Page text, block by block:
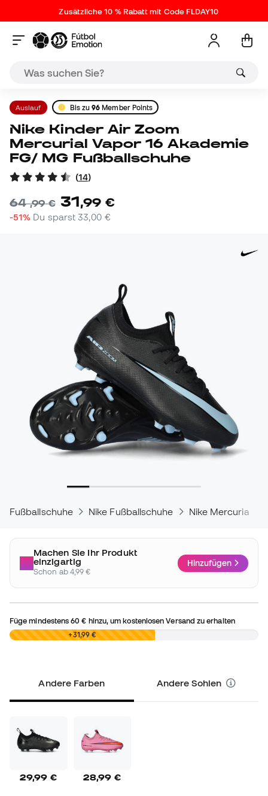
Zusätzliche 10 % Rabatt mit Code FLDAY10
Auslauf Bis zu96 Member Points
Nike Kinder Air Zoom
Mercurial Vapor 16 Akademie
FG/ MG Fußballschuhe
(14)
64,99 € 31,99 €
-51% Du sparst33,00 €
Fußballschuhe Nike Fußballschuhe Nike Mercurial
Machen Sie Ihr Produkt
einzigartig
Schon ab 4,99 €
Hinzufügen
Füge mindestens60 € hinzu, um kostenlosen Versand zu erhalten
0,00 € +31,99 €
Andere Farben Andere Sohlen
29,99 € 28,99 €